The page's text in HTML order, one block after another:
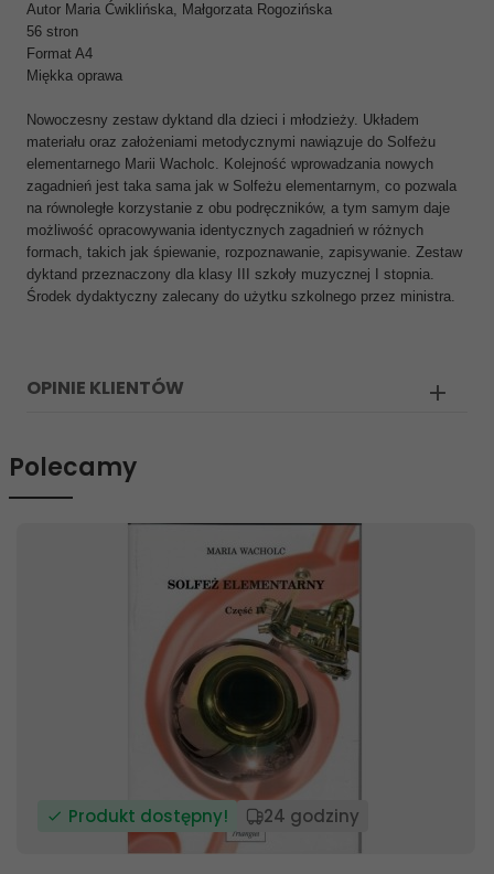
Autor Maria Ćwiklińska, Małgorzata Rogozińska
56 stron
Format A4
Miękka oprawa
Nowoczesny zestaw dyktand dla dzieci i młodzieży. Układem
materiału oraz założeniami metodycznymi nawiązuje do Solfeżu
elementarnego Marii Wacholc. Kolejność wprowadzania nowych
zagadnień jest taka sama jak w Solfeżu elementarnym, co pozwala
na równoległe korzystanie z obu podręczników, a tym samym daje
możliwość opracowywania identycznych zagadnień w różnych
formach, takich jak śpiewanie, rozpoznawanie, zapisywanie. Zestaw
dyktand przeznaczony dla klasy III szkoły muzycznej I stopnia.
Środek dydaktyczny zalecany do użytku szkolnego przez ministra.
OPINIE KLIENTÓW
Polecamy
Produkt dostępny! 24 godziny